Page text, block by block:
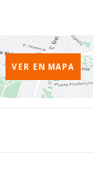
VER EN MAPA